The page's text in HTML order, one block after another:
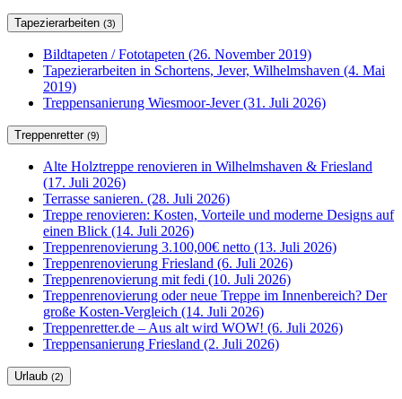
Tapezierarbeiten (3)
Bildtapeten / Fototapeten (26. November 2019)
Tapezierarbeiten in Schortens, Jever, Wilhelmshaven (4. Mai
2019)
Treppensanierung Wiesmoor-Jever (31. Juli 2026)
Treppenretter (9)
Alte Holztreppe renovieren in Wilhelmshaven & Friesland
(17. Juli 2026)
Terrasse sanieren. (28. Juli 2026)
Treppe renovieren: Kosten, Vorteile und moderne Designs auf
einen Blick (14. Juli 2026)
Treppenrenovierung 3.100,00€ netto (13. Juli 2026)
Treppenrenovierung Friesland (6. Juli 2026)
Treppenrenovierung mit fedi (10. Juli 2026)
Treppenrenovierung oder neue Treppe im Innenbereich? Der
große Kosten-Vergleich (14. Juli 2026)
Treppenretter.de – Aus alt wird WOW! (6. Juli 2026)
Treppensanierung Friesland (2. Juli 2026)
Urlaub (2)